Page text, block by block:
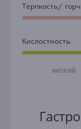
Терпкость/
Кислостность
НИЗКИЙ